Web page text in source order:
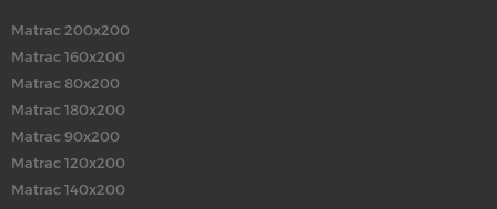
Matrac 200x200
Matrac 160x200
Matrac 80x200
Matrac 180x200
Matrac 90x200
Matrac 120x200
Matrac 140x200